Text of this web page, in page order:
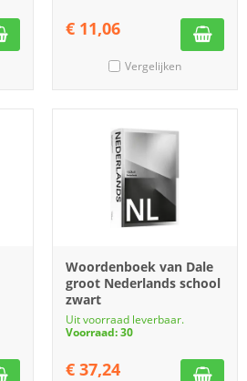
€ 11,06
Vergelijken
Woordenboek van Dale
groot Nederlands school
zwart
Uit voorraad leverbaar.
Voorraad: 30
€ 37,24